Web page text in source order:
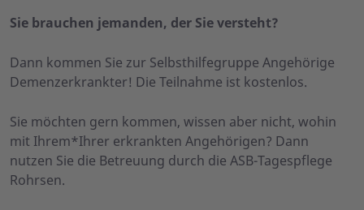
Sie brauchen jemanden, der Sie versteht?
Dann kommen Sie zur Selbsthilfegruppe Angehörige
Demenzerkrankter! Die Teilnahme ist kostenlos.
Sie möchten gern kommen, wissen aber nicht, wohin
mit Ihrem*Ihrer erkrankten Angehörigen? Dann
nutzen Sie die Betreuung durch die ASB-Tagespflege
Rohrsen.